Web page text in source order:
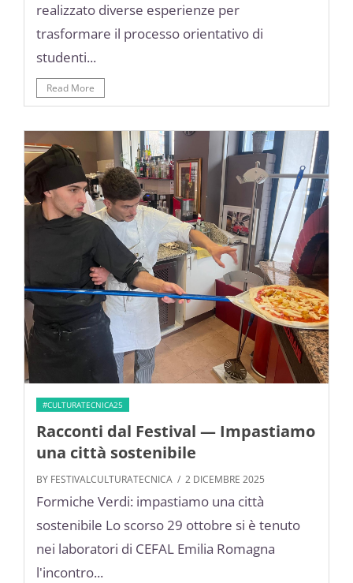
realizzato diverse esperienze per
trasformare il processo orientativo di
studenti...
Read More
#CULTURATECNICA25
Racconti dal Festival — Impastiamo
una città sostenibile
BY FESTIVALCULTURATECNICA / 2 DICEMBRE 2025
Formiche Verdi: impastiamo una città
sostenibile Lo scorso 29 ottobre si è tenuto
nei laboratori di CEFAL Emilia Romagna
l'incontro...